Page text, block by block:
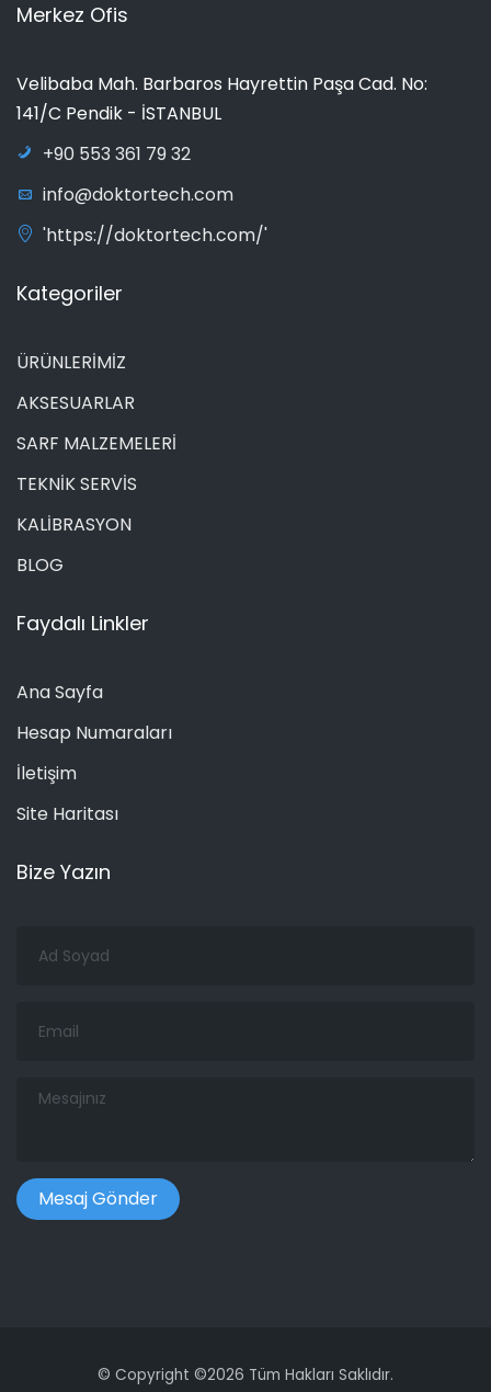
Merkez Ofis
Velibaba Mah. Barbaros Hayrettin Paşa Cad. No:
141/C Pendik - İSTANBUL
+90 553 361 79 32
info@doktortech.com
'https://doktortech.com/'
Kategoriler
ÜRÜNLERİMİZ
AKSESUARLAR
SARF MALZEMELERİ
TEKNİK SERVİS
KALİBRASYON
BLOG
Faydalı Linkler
Ana Sayfa
Hesap Numaraları
İletişim
Site Haritası
Bize Yazın
Soyad
Mesajınız
© Copyright ©2026 Tüm Hakları Saklıdır.